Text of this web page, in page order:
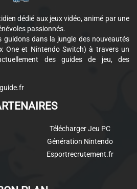
dédié aux jeux vidéo, animé par une
passionnés.
guidons dans la jungle des nouveautés
One et Nintendo Switch) à travers un
des guides de jeu, des
Télécharger Jeu PC
Génération Nintendo
Esportrecrutement.fr